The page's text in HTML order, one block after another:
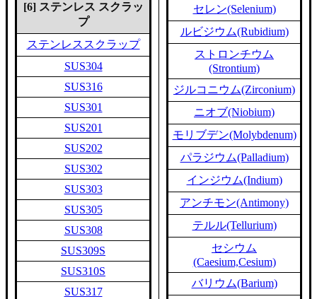
[6] ステンレス スクラッ
プ
ステンレススクラップ
SUS304
SUS316
SUS301
SUS201
SUS202
SUS302
SUS303
SUS305
SUS308
SUS309S
SUS310S
SUS317
セレン(Selenium)
ルビジウム(Rubidium)
ストロンチウム
(Strontium)
ジルコニウム(Zirconium)
ニオブ(Niobium)
モリブデン(Molybdenum)
パラジウム(Palladium)
インジウム(Indium)
アンチモン(Antimony)
テルル(Tellurium)
セシウム
(Caesium,Cesium)
バリウム(Barium)